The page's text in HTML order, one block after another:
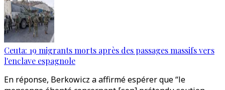
Ceuta: 19 migrants morts après des passages massifs vers
l'enclave espagnole
En réponse, Berkowicz a affirmé espérer que “le